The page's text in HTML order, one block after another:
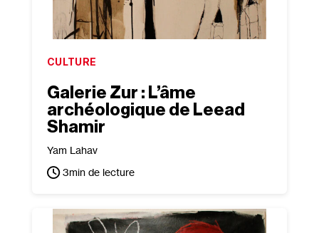
CULTURE
Galerie Zur : L’âme
archéologique de Leead
Shamir
Yam Lahav
3min de lecture